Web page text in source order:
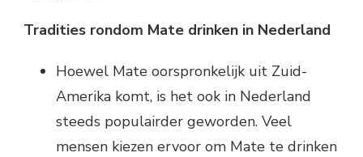
Tradities rondom Mate drinken in Nederland
Hoewel Mate oorspronkelijk uit Zuid-
Amerika komt, is het ook in Nederland
steeds populairder geworden. Veel
mensen kiezen ervoor om Mate te drinken